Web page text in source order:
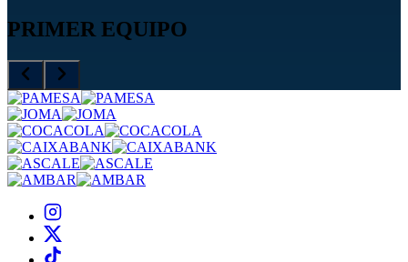
PRIMER EQUIPO